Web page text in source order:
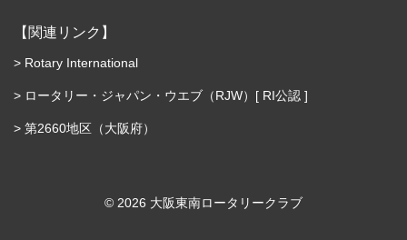
【関連リンク】
Rotary International
ロータリー・ジャパン・ウエブ（RJW）[ RI公認 ]
第2660地区（大阪府）
©︎ 2026 大阪東南ロータリークラブ